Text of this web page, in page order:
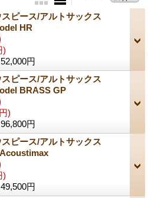
ピース/アルトサックス
HR
)
52,000円
ピース/アルトサックス
BRASS GP
)
96,800円
ピース/アルトサックス
)
49,500円